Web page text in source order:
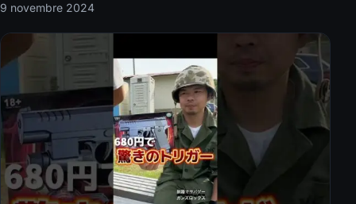
9 novembre 2024